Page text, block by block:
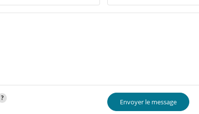
Envoyer le message